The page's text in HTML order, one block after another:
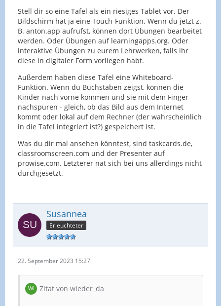
Stell dir so eine Tafel als ein riesiges Tablet vor. Der
Bildschirm hat ja eine Touch-Funktion. Wenn du jetzt z.
B. anton.app aufrufst, können dort Übungen bearbeitet
werden. Oder Übungen auf learningapps.org. Oder
interaktive Übungen zu eurem Lehrwerken, falls ihr
diese in digitaler Form vorliegen habt.
Außerdem haben diese Tafel eine Whiteboard-
Funktion. Wenn du Buchstaben zeigst, können die
Kinder nach vorne kommen und sie mit dem Finger
nachspuren - gleich, ob das Bild aus dem Internet
kommt oder lokal auf dem Rechner (der wahrscheinlich
in die Tafel integriert ist?) gespeichert ist.
Was du dir mal ansehen könntest, sind taskcards.de,
classroomscreen.com und der Presenter auf
prowise.com. Letzterer nat sich bei uns allerdings nicht
durchgesetzt.
Susannea
Erleuchteter
22. September 2023 15:27
Zitat von wieder_da